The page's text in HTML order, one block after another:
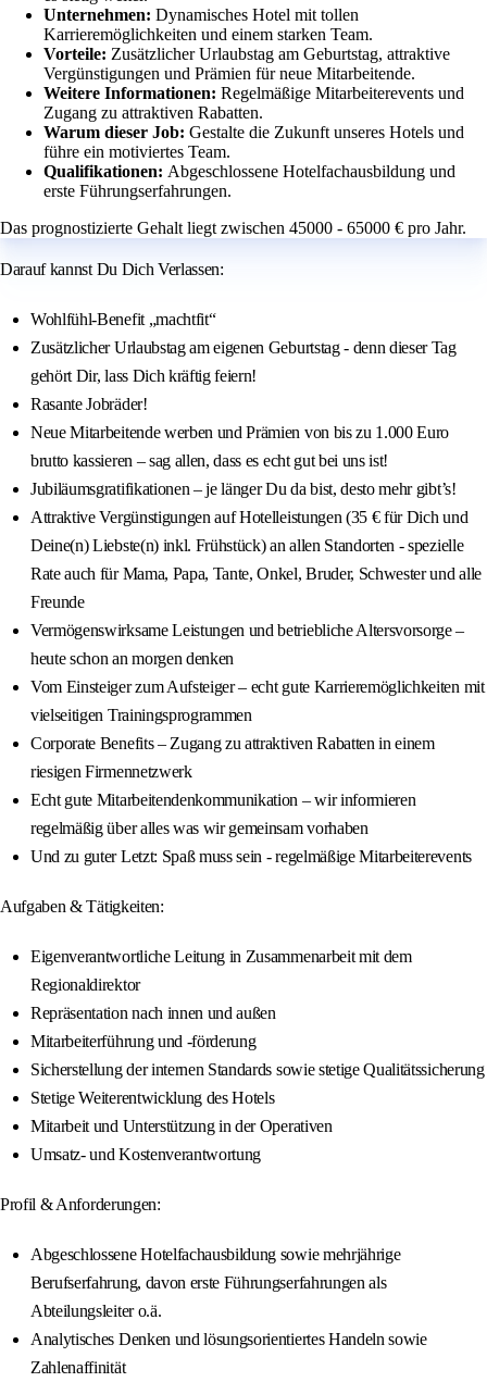
Unternehmen: Dynamisches Hotel mit tollen
Karrieremöglichkeiten und einem starken Team.
Vorteile: Zusätzlicher Urlaubstag am Geburtstag, attraktive
Vergünstigungen und Prämien für neue Mitarbeitende.
Weitere Informationen: Regelmäßige Mitarbeiterevents und
Zugang zu attraktiven Rabatten.
Warum dieser Job: Gestalte die Zukunft unseres Hotels und
führe ein motiviertes Team.
Qualifikationen: Abgeschlossene Hotelfachausbildung und
erste Führungserfahrungen.
Das prognostizierte Gehalt liegt zwischen 45000 - 65000 € pro Jahr.
Darauf kannst Du Dich Verlassen:
Wohlfühl-Benefit „machtfit“
Zusätzlicher Urlaubstag am eigenen Geburtstag - denn dieser Tag
gehört Dir, lass Dich kräftig feiern!
Rasante Jobräder!
Neue Mitarbeitende werben und Prämien von bis zu 1.000 Euro
brutto kassieren – sag allen, dass es echt gut bei uns ist!
Jubiläumsgratifikationen – je länger Du da bist, desto mehr gibt’s!
Attraktive Vergünstigungen auf Hotelleistungen (35 € für Dich und
Deine(n) Liebste(n) inkl. Frühstück) an allen Standorten - spezielle
Rate auch für Mama, Papa, Tante, Onkel, Bruder, Schwester und alle
Freunde
Vermögenswirksame Leistungen und betriebliche Altersvorsorge –
heute schon an morgen denken
Vom Einsteiger zum Aufsteiger – echt gute Karrieremöglichkeiten mit
vielseitigen Trainingsprogrammen
Corporate Benefits – Zugang zu attraktiven Rabatten in einem
riesigen Firmennetzwerk
Echt gute Mitarbeitendenkommunikation – wir informieren
regelmäßig über alles was wir gemeinsam vorhaben
Und zu guter Letzt: Spaß muss sein - regelmäßige Mitarbeiterevents
Aufgaben & Tätigkeiten:
Eigenverantwortliche Leitung in Zusammenarbeit mit dem
Regionaldirektor
Repräsentation nach innen und außen
Mitarbeiterführung und -förderung
Sicherstellung der internen Standards sowie stetige Qualitätssicherung
Stetige Weiterentwicklung des Hotels
Mitarbeit und Unterstützung in der Operativen
Umsatz- und Kostenverantwortung
Profil & Anforderungen:
Abgeschlossene Hotelfachausbildung sowie mehrjährige
Berufserfahrung, davon erste Führungserfahrungen als
Abteilungsleiter o.ä.
Analytisches Denken und lösungsorientiertes Handeln sowie
Zahlenaffinität